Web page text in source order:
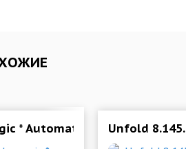
3 8.3 Mod (Premium)
* Automation
Unfold